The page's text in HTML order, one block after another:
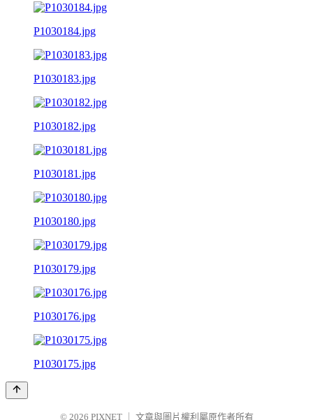
P1030184.jpg
P1030183.jpg
P1030182.jpg
P1030181.jpg
P1030180.jpg
P1030179.jpg
P1030176.jpg
P1030175.jpg
© 2026 PIXNET 文章與圖片權利屬原作者所有